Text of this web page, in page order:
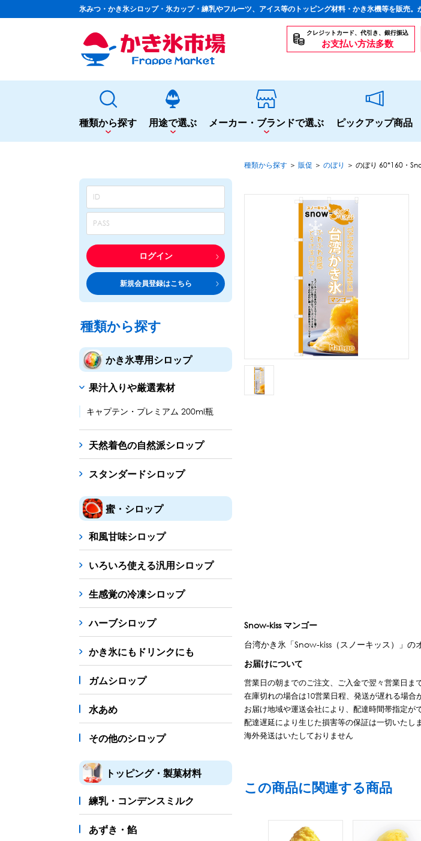
氷みつ・かき氷シロップ・氷カップ・練乳やフルーツ、アイス等のトッピング材料・かき氷機等を販売
クレジットカード、代引き、銀行振込
お支払い方法多数
種類から探す
かき氷専用シロップ
果汁入りや厳選素材 スタンダードシロップ
蜜・シロップ
和風甘味シロップ いろいろ使える汎用シロップ 生感覚の冷凍シロップ
トッピング・製菓材料
練乳・コンデンスミルク あずき・餡 アイスクリーム
ブロックアイススライサー キューブアイススライサー カートリッジシェイバー 家庭用
台湾かき氷
フレーバー氷（味つきの氷）
カップ・スプーン
紙カップ プラスチックカップ 発泡スチロールカップ
フローズンドリンク材料
シロップ 冷凍フルーツ ドリンクカップ・ストロー
備品
蜜かけシャワー・レードル
販促
氷旗 のぼり 横幕 ポスター その他のPRアイテム 台湾かき氷「
かき氷書籍
かき氷コレクション
用途で選ぶ
夏まつりや夜店に
シロップ
飲食店のサイドメニューに
シロップ トッピング テイクアウト
専門店の副材料に
シロップ トッピング 製菓材料
ドリンクメニューに
メーカー・ブランドで選ぶ ピックアップ商品
ログイン
新規会員登録はこちら
種類から探す
かき氷専用シロップ
果汁入りや厳選素材
キャプテン・プレミアム 200ml瓶
天然着色の自然派シロップ
スタンダードシロップ
蜜・シロップ
和風甘味シロップ
いろいろ使える汎用シロップ
生感覚の冷凍シロップ
ハーブシロップ
かき氷にもドリンクにも
ガムシロップ
水あめ
その他のシロップ
トッピング・製菓材料
練乳・コンデンスミルク
あずき・餡
種類から探す ＞ 販促 ＞ のぼり ＞ のぼり 60*160・
Snow-kiss マンゴー
台湾かき氷「Snow-kiss（スノーキッス）」の
お届けについて
営業日の朝までのご注文、ご入金で翌々営業日ま
在庫切れの場合は10営業日程、発送が遅れる場合
お届け地域や運送会社により、配達時間帯指定が
配達遅延により生じた損害等の保証は一切いたし
海外発送はいたしておりません
この商品に関連する商品